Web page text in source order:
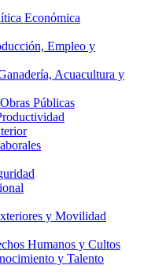
Económica
Empleo y
Acuacultura y
Públicas
y Movilidad
Humanos y Cultos
y Talento